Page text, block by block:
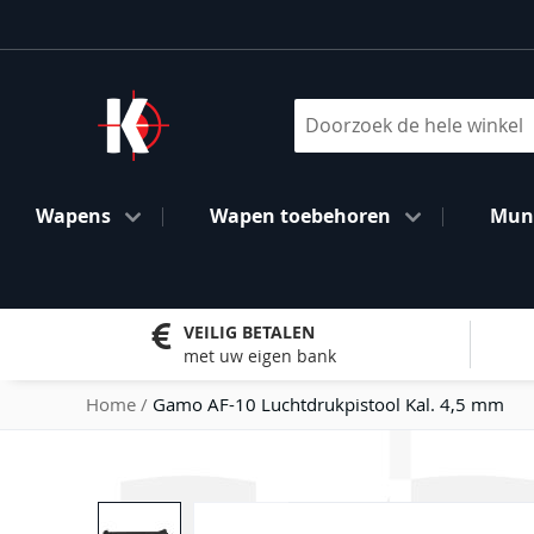
naar
inhoud
Wapens Wapen toebehoren
VEILIG BETALEN
met uw eigen bank
Home Gamo AF-10 Luchtdrukpistool Kal. 4,5 mm